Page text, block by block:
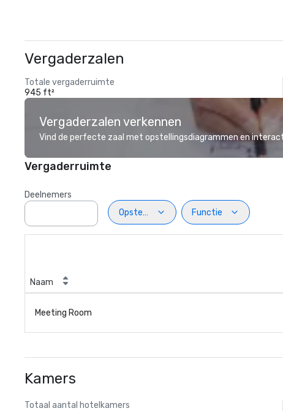
Vergaderzalen
Totale vergaderruimte
945 ft²
Vergaderzalen verkennen
Vind de perfecte zaal met opstellingsdiagrammen en
Vergaderruimte
Deelnemers
Opstelling
Functie
Naam
Meeting Room
Kamers
Totaal aantal hotelkamers